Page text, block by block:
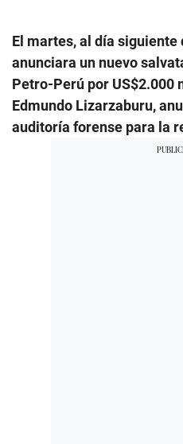
El martes, al día siguiente
anunciara un nuevo
Petro-Perú por US$2.000
Edmundo Lizarzaburu,
auditoría forense para la